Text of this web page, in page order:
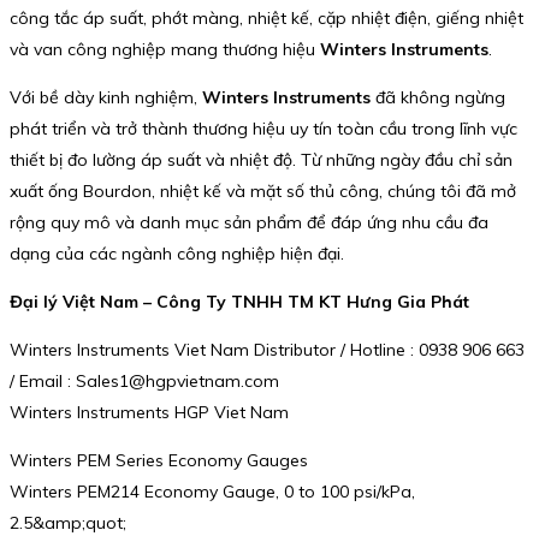
công tắc áp suất, phớt màng, nhiệt kế, cặp nhiệt điện, giếng nhiệt
và van công nghiệp mang thương hiệu Winters Instruments.
Với bề dày kinh nghiệm, Winters Instruments đã không ngừng
phát triển và trở thành thương hiệu uy tín toàn cầu trong lĩnh vực
thiết bị đo lường áp suất và nhiệt độ. Từ những ngày đầu chỉ sản
xuất ống Bourdon, nhiệt kế và mặt số thủ công, chúng tôi đã mở
rộng quy mô và danh mục sản phẩm để đáp ứng nhu cầu đa
dạng của các ngành công nghiệp hiện đại.
Đại lý Việt Nam – Công Ty TNHH TM KT Hưng Gia Phát
Winters Instruments Viet Nam Distributor / Hotline : 0938 906 663
/ Email : Sales1@hgpvietnam.com
Winters Instruments HGP Viet Nam
Winters PEM Series Economy Gauges
Winters PEM214 Economy Gauge, 0 to 100 psi/kPa,
2.5&amp;quot;